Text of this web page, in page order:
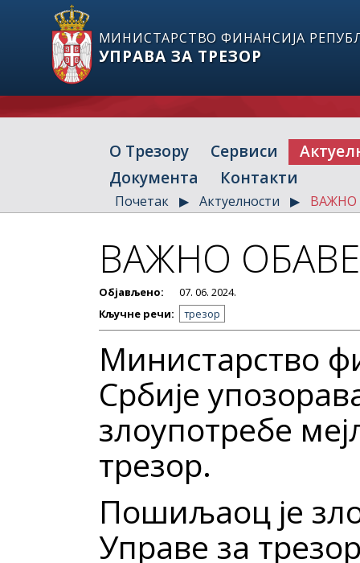
МИНИСТАРСТВО ФИНАНСИЈА
УПРАВА ЗА ТРЕЗОР
О Трезору Сервиси
Документа
Контакти
Почетак Актуелности
ВАЖНО
Објављено:
07. 06. 2024.
Кључне речи:
трезор
Министарство
Србије
злоупотребе
трезор.
Пошиљаоц је
Управе за